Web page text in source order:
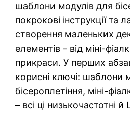
шаблони модулів для
покрокові інструкції та
створення маленьких
елементів – від міні-
прикраси. У перших
корисні ключі: шаблони
бісероплетіння, міні-
– всі ці низькочастотні й